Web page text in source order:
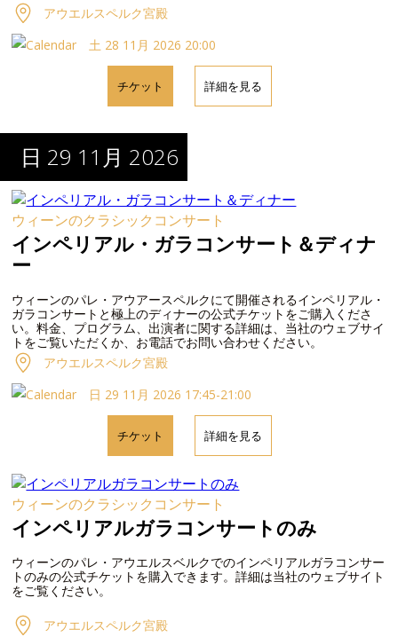
アウエルスペルク宮殿
土 28 11月 2026 20:00
チケット 詳細を見る
日 29 11月 2026
ウィーンのクラシックコンサート
インペリアル・ガラコンサート＆ディナ
ー
ウィーンのパレ・アウアースペルクにて開催されるインペリアル・
ガラコンサートと極上のディナーの公式チケットをご購入くださ
い。料金、プログラム、出演者に関する詳細は、当社のウェブサイ
トをご覧いただくか、お電話でお問い合わせください。
アウエルスペルク宮殿
日 29 11月 2026 17:45-21:00
チケット 詳細を見る
ウィーンのクラシックコンサート
インペリアルガラコンサートのみ
ウィーンのパレ・アウエルスベルクでのインペリアルガラコンサー
トのみの公式チケットを購入できます。詳細は当社のウェブサイト
をご覧ください。
アウエルスペルク宮殿